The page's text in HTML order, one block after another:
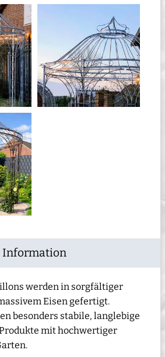
Information
werden in sorgfältiger
Eisen gefertigt.
besonders stabile, langlebige
mit hochwertiger